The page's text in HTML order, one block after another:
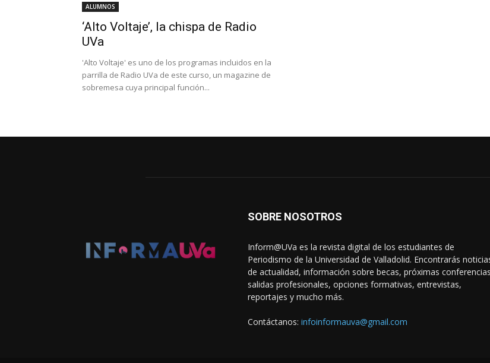
ALUMNOS
‘Alto Voltaje’, la chispa de Radio
UVa
'Alto Voltaje' es uno de los programas incluidos en la
parrilla de Radio UVa de este curso, un magazine de
sobremesa cuya principal función...
SOBRE NOSOTROS
Inform@UVa es la revista digital de los estudiantes de
Periodismo de la Universidad de Valladolid. Encontrarás
de actualidad, información sobre becas, próximas
salidas profesionales, opciones formativas, entrevistas,
reportajes y mucho más.
Contáctanos: infoinformauva@gmail.com